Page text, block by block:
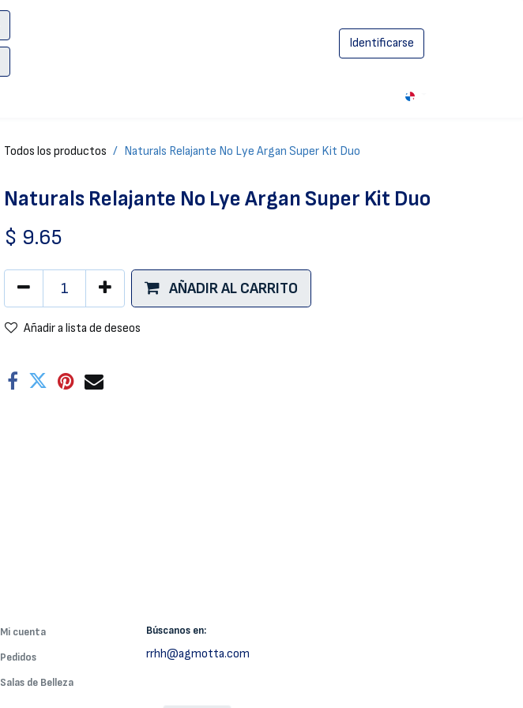
Identificarse
Todos los productos Naturals Relajante No Lye Argan Super Kit Duo
Naturals Relajante No Lye Argan Super Kit Duo
$ 9.65
AÑADIR AL CARRITO
Añadir a lista de deseos
Mi cuenta
Pedidos
Salas de Belleza
Búscanos en:
rrhh@agmotta.com